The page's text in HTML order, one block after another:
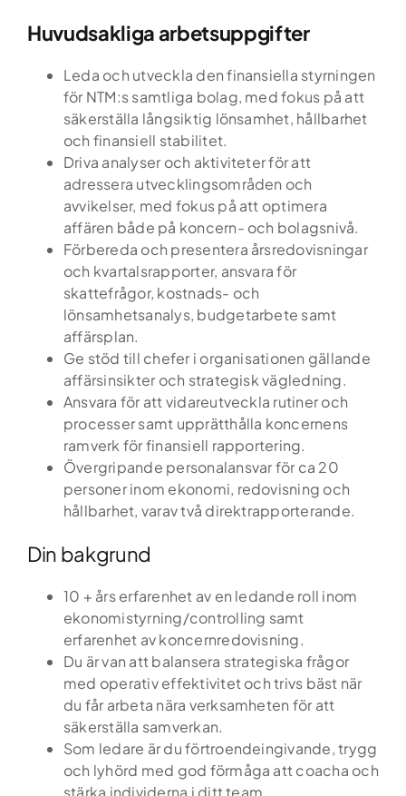
Huvudsakliga arbetsuppgifter
Leda och utveckla den finansiella styrningen
för NTM:s samtliga bolag, med fokus på att
säkerställa långsiktig lönsamhet, hållbarhet
och finansiell stabilitet.
Driva analyser och aktiviteter för att
adressera utvecklingsområden och
avvikelser, med fokus på att optimera
affären både på koncern- och bolagsnivå.
Förbereda och presentera årsredovisningar
och kvartalsrapporter, ansvara för
skattefrågor, kostnads- och
lönsamhetsanalys, budgetarbete samt
affärsplan.
Ge stöd till chefer i organisationen gällande
affärsinsikter och strategisk vägledning.
Ansvara för att vidareutveckla rutiner och
processer samt upprätthålla koncernens
ramverk för finansiell rapportering.
Övergripande personalansvar för ca 20
personer inom ekonomi, redovisning och
hållbarhet, varav två direktrapporterande.
Din bakgrund
10 + års erfarenhet av en ledande roll inom
ekonomistyrning/controlling samt
erfarenhet av koncernredovisning.
Du är van att balansera strategiska frågor
med operativ effektivitet och trivs bäst när
du får arbeta nära verksamheten för att
säkerställa samverkan.
Som ledare är du förtroendeingivande, trygg
och lyhörd med god förmåga att coacha och
stärka individerna i ditt team.
Hem
Tjänster
Kandidatupplevelsen
Lediga jobb
Referensuppdrag